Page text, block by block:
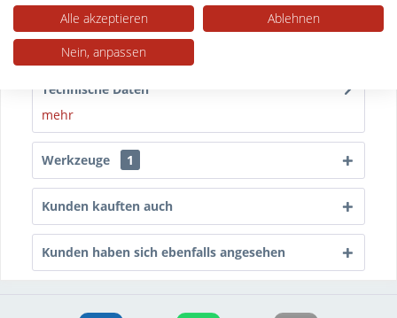
Trusted Shops Bewertungen
Technische Daten
mehr
Werkzeuge 1
Kunden kauften auch
Kunden haben sich ebenfalls angesehen
Alle akzeptieren
Ablehnen
Nein, anpassen